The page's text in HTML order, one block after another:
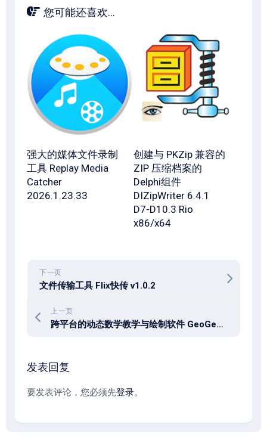
您可能还喜欢...
强大的媒体文件录制
工具 Replay Media
Catcher
2026.1.23.33
创建与 PKZip 兼容的
ZIP 压缩档案的
Delphi组件
DIZipWriter 6.4.1
D7-D10.3 Rio
x86/x64
下一页
文件传输工具 Flix快传 v1.0.2
上一页
跨平台的动态数学教学与绘制软件 GeoGebra v6.0.916.2 win / v6.0.919.1 mac
发表回复
要发表评论，您必须先登录。